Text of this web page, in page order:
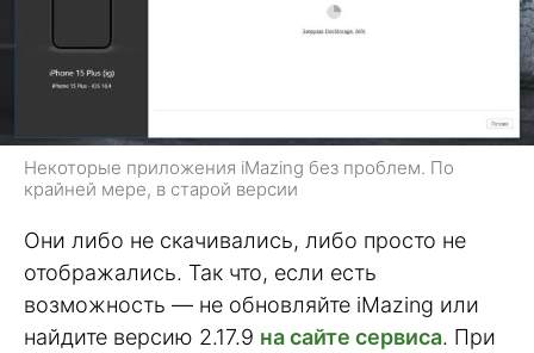
Некоторые приложения iMazing без проблем. По
крайней мере, в старой версии
Они либо не скачивались, либо просто не
отображались. Так что, если есть
возможность — не обновляйте iMazing или
найдите версию 2.17.9 на сайте сервиса. При